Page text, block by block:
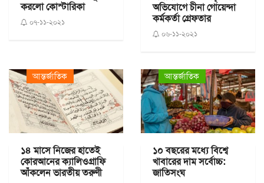
করলো কোস্টারিকা
০৭-১১-২০২১
অভিযোগে চীনা গোয়েন্দা
কর্মকর্তা গ্রেফতার
০৬-১১-২০২১
আন্তর্জাতিক
১৪ মাসে নিজের হাতেই
কোরআনের ক্যালিওগ্রাফি
আঁকলেন ভারতীয় তরুণী
আন্তর্জাতিক
১০ বছরের মধ্যে বিশ্বে
খাবারের দাম সর্বোচ্চ:
জাতিসংঘ